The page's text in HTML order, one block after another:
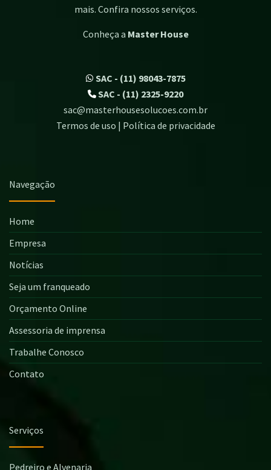
mais. Confira nossos serviços.
Conheça a Master House
SAC - (11) 98043-7875
SAC - (11) 2325-9220
sac@masterhousesolucoes.com.br
Termos de uso | Política de privacidade
Navegação
Home
Empresa
Notícias
Seja um franqueado
Orçamento Online
Assessoria de imprensa
Trabalhe Conosco
Contato
Serviços
Pedreiro e Alvenaria